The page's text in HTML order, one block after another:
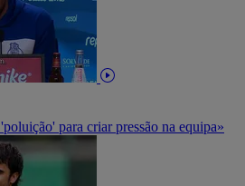
para criar pressão na equipa»